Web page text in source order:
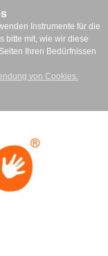
Instrumente für die
bitte mit, wie wir diese
Ihren Bedürfnissen
von Cookies.